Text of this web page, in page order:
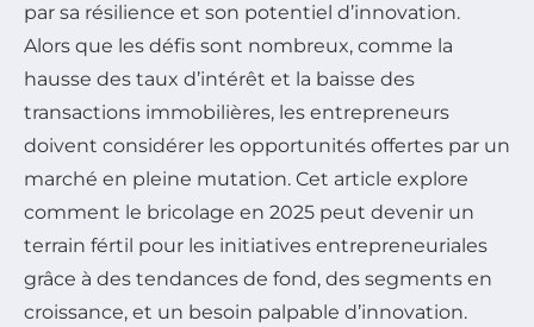
par sa résilience et son potentiel d’innovation.
Alors que les défis sont nombreux, comme la
hausse des taux d’intérêt et la baisse des
transactions immobilières, les entrepreneurs
doivent considérer les opportunités offertes par un
marché en pleine mutation. Cet article explore
comment le bricolage en 2025 peut devenir un
terrain fértil pour les initiatives entrepreneuriales
grâce à des tendances de fond, des segments en
croissance, et un besoin palpable d’innovation.